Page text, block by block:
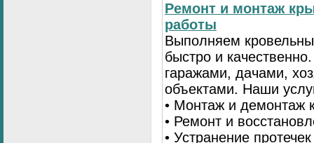
Ремонт и монтаж
работы
Выполняем
быстро и
гаражами, дачами,
объектами. Наши
• Монтаж и демонтаж
• Ремонт и
• Устранение протечек